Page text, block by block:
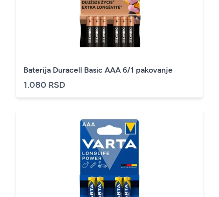
Baterija Duracell Basic AAA 6/1 pakovanje
1.080 RSD